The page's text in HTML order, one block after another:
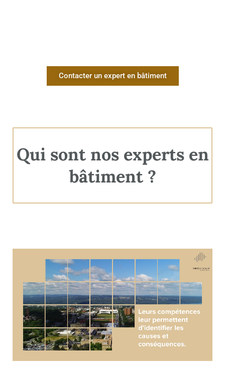
Contacter un expert en bâtiment
Qui sont nos experts en
bâtiment ?